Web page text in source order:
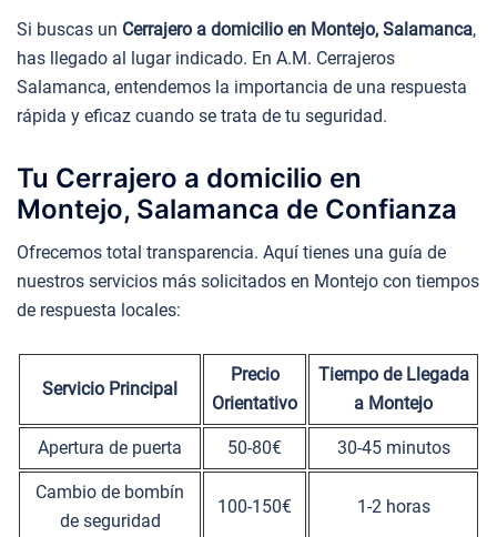
Si buscas un Cerrajero a domicilio en Montejo, Salamanca,
has llegado al lugar indicado. En A.M. Cerrajeros
Salamanca, entendemos la importancia de una respuesta
rápida y eficaz cuando se trata de tu seguridad.
Tu Cerrajero a domicilio en
Montejo, Salamanca de Confianza
Ofrecemos total transparencia. Aquí tienes una guía de
nuestros servicios más solicitados en Montejo con tiempos
de respuesta locales:
Servicio Principal
Precio
Orientativo
Tiempo de Llegada
a Montejo
Apertura de puerta 50-80€ 30-45 minutos
Cambio de bombín
de seguridad
100-150€ 1-2 horas